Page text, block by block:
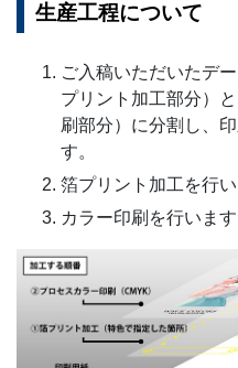
生産工程について
ご入稿いただいたデ
プリント加工部分）
刷部分）に分割し、
す。
箔プリント加工を行い
カラー印刷を行います